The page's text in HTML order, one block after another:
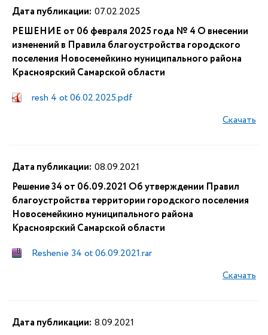
Дата публикации: 07.02.2025
РЕШЕНИЕ от 06 февраля 2025 года № 4 О внесении
изменений в Правила благоустройства городского
поселения Новосемейкино муниципального района
Красноярский Самарской области
resh 4 ot 06.02.2025.pdf
Скачать
Дата публикации: 08.09.2021
Решение 34 от 06.09.2021 Об утверждении Правил
благоустройства территории городского поселения
Новосемейкино муниципального района
Красноярский Самарской области
Reshenie 34 ot 06.09.2021.rar
Скачать
Дата публикации: 8.09.2021